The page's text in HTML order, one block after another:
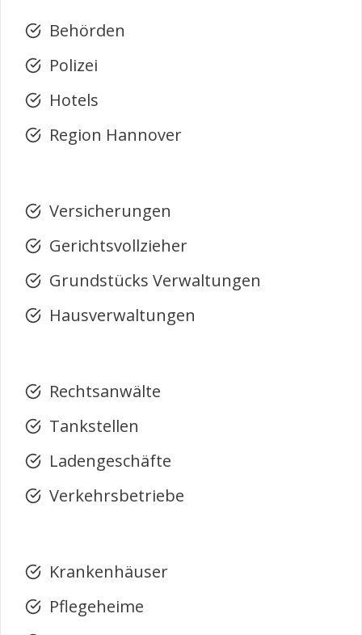
Behörden
Polizei
Hotels
Region Hannover
Versicherungen
Gerichtsvollzieher
Grundstücks Verwaltungen
Hausverwaltungen
Rechtsanwälte
Tankstellen
Ladengeschäfte
Verkehrsbetriebe
Krankenhäuser
Pflegeheime